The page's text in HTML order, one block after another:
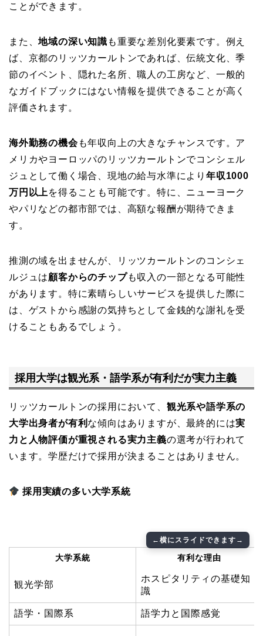
ことができます。
また、地域の深い知識 も重要な差別化要素です。例え
ば、京都のリッツカールトンであれば、伝統文化、季
節のイベント、隠れた名所、職人の工房など、一般的
なガイドブックにはない情報を提供できることが高く
評価されます。
海外勤務の機会も年収向上の大きなチャンスです。ア
メリカやヨーロッパのリッツカールトンでコンシェル
ジュとして働く場合、現地の給与水準により 年収1000
万円以上 を得ることも可能です。特に、ニューヨーク
やパリなどの都市部では、高額な報酬が期待できま
す。
推測の域を出ませんが、リッツカールトンのコンシェ
ルジュは顧客からのチップも収入の一部となる可能性
があります。特に素晴らしいサービスを提供した際に
は、ゲストから感謝の気持ちとして金銭的な謝礼を受
けることもあるでしょう。
採用大学は観光系・語学系が有利だが実力主義
リッツカールトンの採用において、 観光系や語学系の
大学出身者が有利 な傾向はありますが、最終的には実
力と人物評価が重視される実力主義の選考が行われて
います。学歴だけで採用が決まることはありません。
採用実績の多い大学系統
大学系統 有利な理由
観光学部
ホスピタリティの基礎知
識
語学・国際系 語学力と国際感覚